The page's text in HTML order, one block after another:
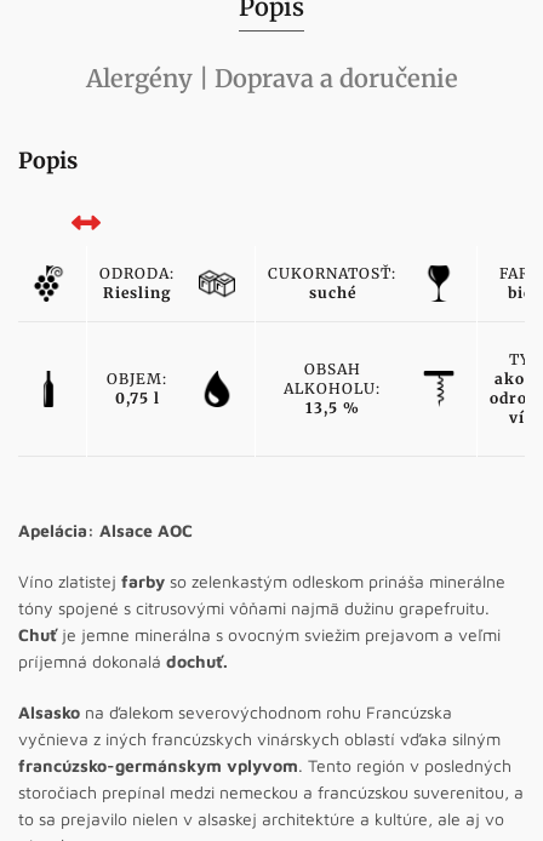
Popis
Alergény | Doprava a doručenie
Popis
ODRODA:
Riesling
CUKORNATOSŤ:
suché
OBJEM:
0,75 l
OBSAH
ALKOHOLU:
13,5 %
Apelácia: Alsace AOC
Víno zlatistej farby so zelenkastým odleskom prináša minerálne
tóny spojené s citrusovými vôňami najmä dužinu grapefruitu.
Chuťje jemne minerálna s ovocným sviežim prejavom a veľmi
príjemná dokonalá dochuť.
Alsasko na ďalekom severovýchodnom rohu Francúzska
vyčnieva z iných francúzskych vinárskych oblastí vďaka silným
francúzsko-germánskym vplyvom. Tento región v posledných
storočiach prepínal medzi nemeckou a francúzskou suverenitou, a
to sa prejavilo nielen v alsaskej architektúre a kultúre, ale aj vo